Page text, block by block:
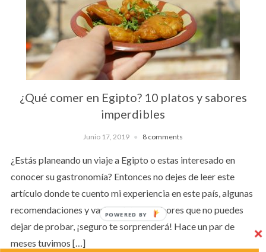
¿Qué comer en Egipto? 10 platos y sabores
imperdibles
Junio 17, 2019 8 comments
¿Estás planeando un viaje a Egipto o estas interesado en
conocer su gastronomía? Entonces no dejes de leer este
artículo donde te cuento mi experiencia en este país, algunas
recomendaciones y varios platos y sabores que no puedes
dejar de probar, ¡seguro te sorprenderá! Hace un par de
meses tuvimos […]
POWERED BY